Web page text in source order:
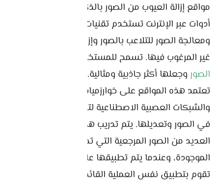
مواقع إزالة العيوب من الصور بالذكاء الاصطناعي هي
أدوات عبر الإنترنت تستخدم تقنيات الذكاء الاصطناعي
ومعالجة الصور للتلاعب بالصور وإزالة العيوب والعلامات
غير المرغوب فيها. تسمح للمستخدمين
الصور وجعلها أكثر جاذبية ومثالية.
تعتمد هذه المواقع على خوارزميات التعلم العميق
والشبكات العصبية الاصطناعية لتحديد وتمييز العيوب
في الصور وتعديلها. يتم تدريب هذه النماذج باستخدام
العديد من الصور المرجعية التي تحتوي على العيوب
الموجودة، وعندما يتم تطبيقها على الصور الأخرى،
تقوم بتطبيق نفس العملية القائمة على التعلم